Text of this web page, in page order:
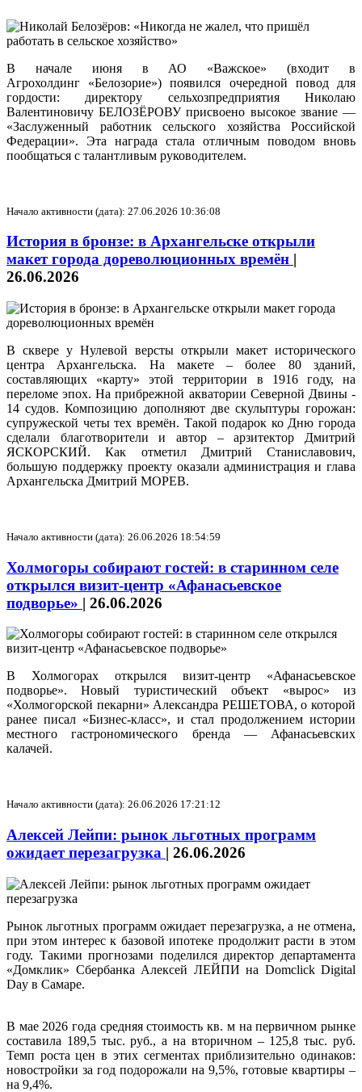
В начале июня в АО «Важское» (входит в
Агрохолдинг «Белозорие») появился очередной повод для
гордости: директору сельхозпредприятия Николаю
Валентиновичу БЕЛОЗЁРОВУ присвоено высокое звание —
«Заслуженный работник сельского хозяйства Российской
Федерации». Эта награда стала отличным поводом вновь
пообщаться с талантливым руководителем.
Начало активности (дата): 27.06.2026 10:36:08
История в бронзе: в Архангельске открыли
макет города дореволюционных времён |
26.06.2026
В сквере у Нулевой версты открыли макет исторического
центра Архангельска. На макете – более 80 зданий,
составляющих «карту» этой территории в 1916 году, на
переломе эпох. На прибрежной акватории Северной Двины -
14 судов. Композицию дополняют две скульптуры горожан:
супружеской четы тех времён. Такой подарок ко Дню города
сделали благотворители и автор – арзитектор Дмитрий
ЯСКОРСКИЙ. Как отметил Дмитрий Станиславович,
большую поддержку проекту оказали администрация и глава
Архангельска Дмитрий МОРЕВ.
Начало активности (дата): 26.06.2026 18:54:59
Холмогоры собирают гостей: в старинном селе
открылся визит-центр «Афанасьевское
подворье» | 26.06.2026
В Холмогорах открылся визит-центр «Афанасьевское
подворье». Новый туристический объект «вырос» из
«Холмогорской пекарни» Александра РЕШЕТОВА, о которой
ранее писал «Бизнес-класс», и стал продолжением истории
местного гастрономического бренда — Афанасьевских
калачей.
Начало активности (дата): 26.06.2026 17:21:12
Алексей Лейпи: рынок льготных программ
ожидает перезагрузка | 26.06.2026
Рынок льготных программ ожидает перезагрузка, а не отмена,
при этом интерес к базовой ипотеке продолжит расти в этом
году. Такими прогнозами поделился директор департамента
«Домклик» Сбербанка Алексей ЛЕЙПИ на Domclick Digital
Day в Самаре.
В мае 2026 года средняя стоимость кв. м на первичном рынке
составила 189,5 тыс. руб., а на вторичном – 125,8 тыс. руб.
Темп роста цен в этих сегментах приблизительно одинаков:
новостройки за год подорожали на 9,5%, готовые квартиры –
на 9,4%.